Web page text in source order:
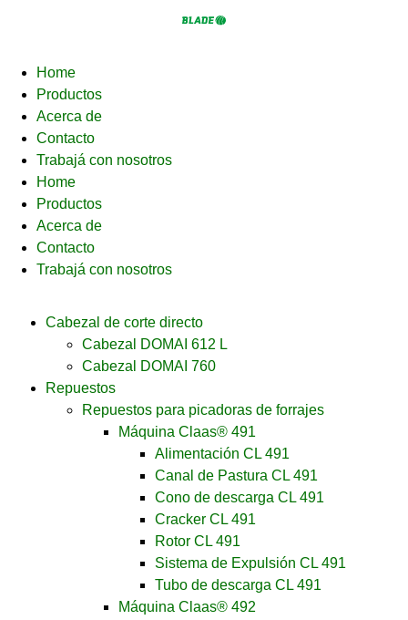
Home
Productos
Acerca de
Contacto
Trabajá con nosotros
Home
Productos
Acerca de
Contacto
Trabajá con nosotros
Cabezal de corte directo
Cabezal DOMAI 612 L
Cabezal DOMAI 760
Repuestos
Repuestos para picadoras de forrajes
Máquina Claas® 491
Alimentación CL 491
Canal de Pastura CL 491
Cono de descarga CL 491
Cracker CL 491
Rotor CL 491
Sistema de Expulsión CL 491
Tubo de descarga CL 491
Máquina Claas® 492